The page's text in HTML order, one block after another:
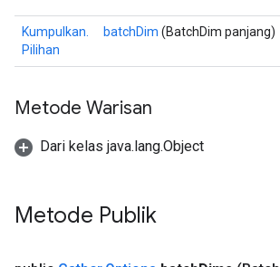
Kumpulkan.
Pilihan
batchDim (BatchDim panjang)
Metode Warisan
Dari kelas java.lang.Object
Metode Publik